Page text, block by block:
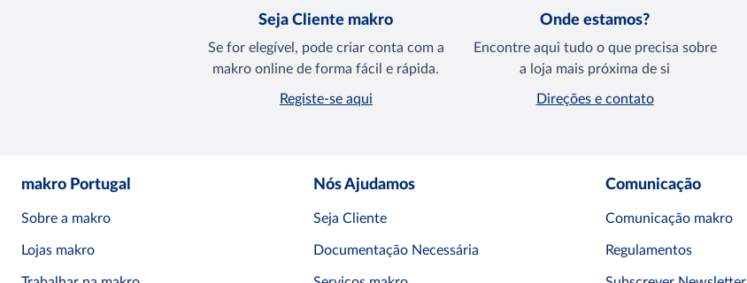
Seja Cliente makro
Se for elegível, pode criar conta com a
makro online de forma fácil e rápida.
Registe-se aqui
Onde estamos?
Encontre aqui tudo o que precisa sobre
a loja mais próxima de si
Direções e contato
makro Portugal
Sobre a makro
Lojas makro
Nós Ajudamos
Seja Cliente
Documentação Necessária
Comunicação
Comunicação makro
Regulamentos